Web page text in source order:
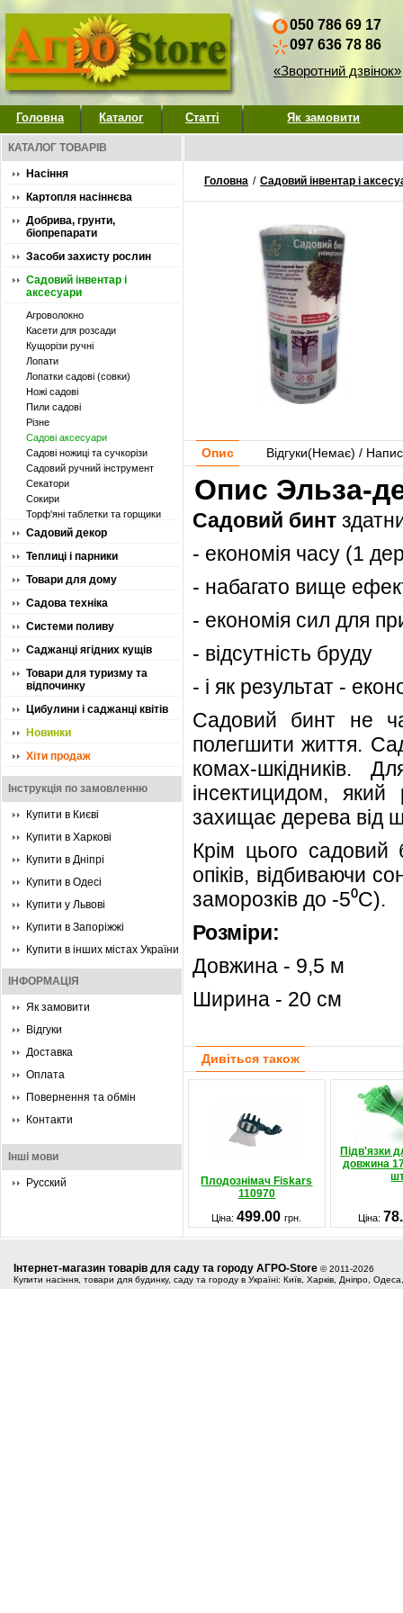
050 786 69 17
097 636 78 86
«Зворотний дзвінок»
Головна Каталог Статті Як замовити
КАТАЛОГ ТОВАРІВ
Насіння
Картопля насіннєва
Добрива, грунти,
біопрепарати
Засоби захисту рослин
Садовий інвентар і
аксесуари
Агроволокно
Касети для розсади
Кущорізи ручні
Лопати
Лопатки садові (совки)
Ножі садові
Пили садові
Різне
Садові аксесуари
Садові ножиці та сучкорізи
Садовий ручний інструмент
Секатори
Сокири
Торф'яні таблетки та горщики
Садовий декор
Теплиці і парники
Товари для дому
Садова техніка
Системи поливу
Саджанці ягідних кущів
Товари для туризму та
відпочинку
Цибулини і саджанці квітів
Новинки
Хіти продаж
Інструкція по замовленню
Купити в Києві
Купити в Харкові
Купити в Дніпрі
Купити в Одесі
Купити у Львові
Купити в Запоріжжі
Купити в інших містах України
ІНФОРМАЦІЯ
Як замовити
Відгуки
Доставка
Оплата
Повернення та обмін
Контакти
Інші мови
Русский
Головна / Садовий інвентар і
Опис Відгуки(Немає) /
Опис Эльза-
Садовий бинт
- економія часу (1
- набагато вище
- економія сил для
- відсутність бруду
- і як результат -
Садовий бинт не
полегшити життя.
комах-шкідників.
інсектицидом, який
захищає дерева від
Крім цього садовий
опіків, відбиваючи
заморозків до -5⁰С).
Розміри:
Довжина - 9,5 м
Ширина - 20 см
Дивіться також
Плодознімач Fiskars
110970
Підв'язки
довжина
Ціна:499.00грн. Ціна:
Інтернет-магазин товарів для саду та городу АГРО-Store © 2011-2026
Купити насіння, товари для будинку, саду та городу в Україні: Київ, Харків, Дніпро,